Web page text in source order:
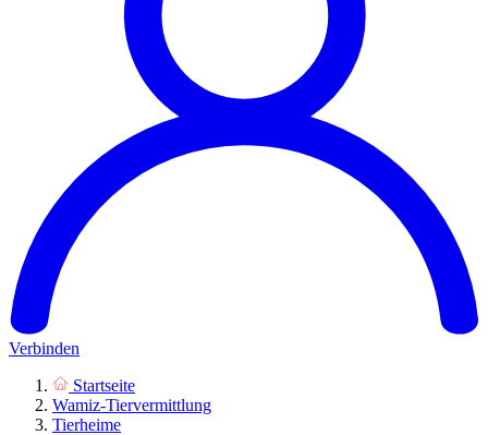
Verbinden
Startseite
Wamiz-Tiervermittlung
Tierheime